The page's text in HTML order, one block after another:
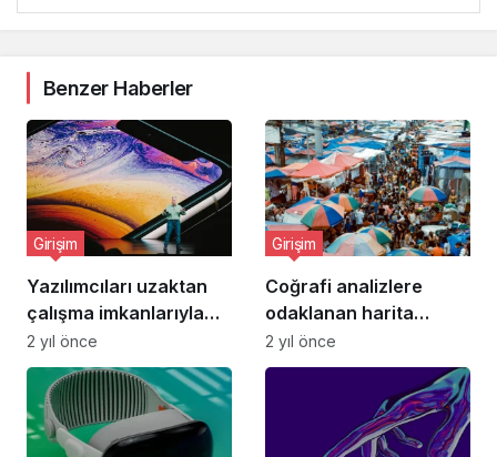
Benzer Haberler
Yazılımcıları uzaktan
çalışma imkanlarıyla
buluşturan kariyer
platformu:
Remotetech.work
Girişim
2 yıl önce
Coğrafi analizlere
odaklanan harita
oluşturma platformu:
Atlas.co
Girişim
2 yıl önce